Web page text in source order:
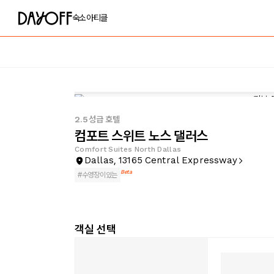
숙소아티클
2.5성급 호텔
컴포트 스위트 노스 댈러스
Comfort Suites North Dallas
Dallas, 13165 Central Expressway
#수영장이있는 Beta
객실 선택